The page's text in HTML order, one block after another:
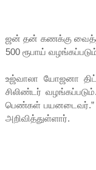
ஜன் தன் கணக்கு
500 ரூபாய்
உஜ்வாலா யோஜனா
சிலிண்டர்
பெண்கள் பயனடைவர்.”
அறிவித்துள்ளார்.